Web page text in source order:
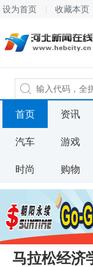
设为首页 收藏本页
首页 资讯
汽车 游戏
时尚 购物
马拉松经济